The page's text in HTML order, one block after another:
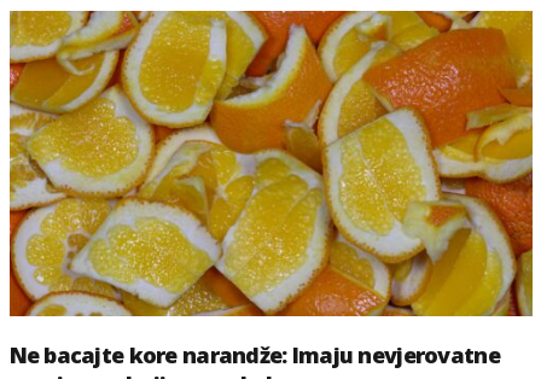
Ne bacajte kore narandže: Imaju nevjerovatne